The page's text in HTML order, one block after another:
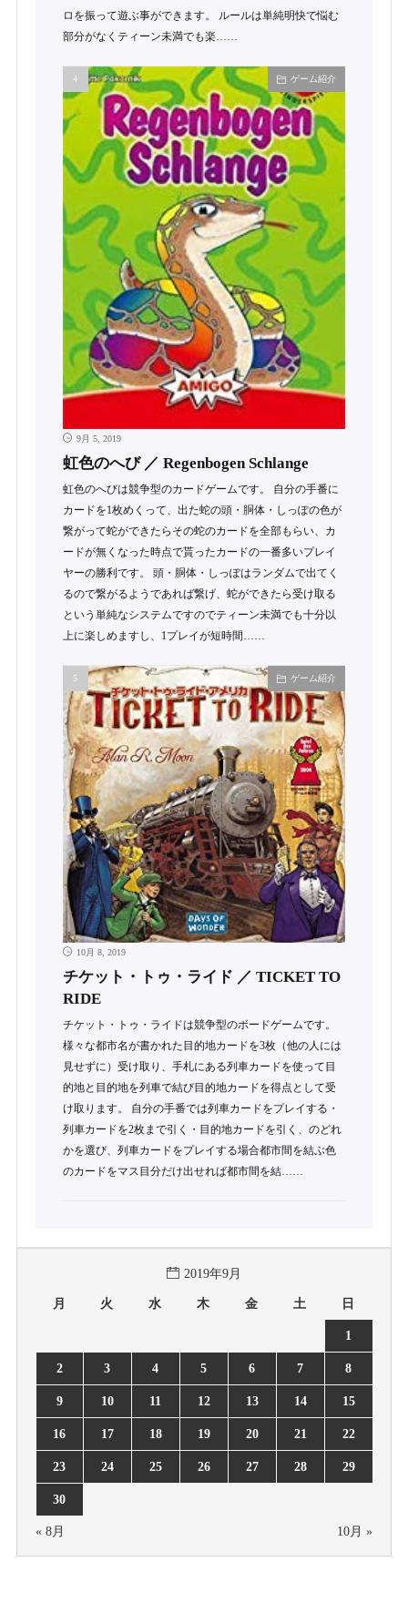
ロを振って遊ぶ事ができます。 ルールは単純明快で悩む
部分がなくティーン未満でも楽……
ゲーム紹介
9月 5, 2019
虹色のへび ／ Regenbogen Schlange
虹色のへびは競争型のカードゲームです。 自分の手番に
カードを1枚めくって、出た蛇の頭・胴体・しっぽの色が
繋がって蛇ができたらその蛇のカードを全部もらい、カ
ードが無くなった時点で貰ったカードの一番多いプレイ
ヤーの勝利です。 頭・胴体・しっぽはランダムで出てく
るので繋がるようであれば繋げ、蛇ができたら受け取る
という単純なシステムですのでティーン未満でも十分以
上に楽しめますし、1プレイが短時間……
ゲーム紹介
10月 8, 2019
チケット・トゥ・ライド ／ TICKET TO
RIDE
チケット・トゥ・ライドは競争型のボードゲームです。
様々な都市名が書かれた目的地カードを3枚（他の人には
見せずに）受け取り、手札にある列車カードを使って目
的地と目的地を列車で結び目的地カードを得点として受
け取ります。 自分の手番では列車カードをプレイする・
列車カードを2枚まで引く・目的地カードを引く、のどれ
かを選び、列車カードをプレイする場合都市間を結ぶ色
のカードをマス目分だけ出せれば都市間を結……
2019年9月
月 火 水 木 金 土 日
1
2 3 4 5 6 7 8
9 10 11 12 13 14 15
16 17 18 19 20 21 22
23 24 25 26 27 28 29
30
« 8月 10月 »